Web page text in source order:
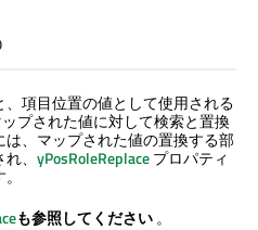
項目位置の値として使用される
プされた値に対して検索と置換
、マップされた値の置換する部
、 yPosRoleReplaceプロパティ
も参照してください。